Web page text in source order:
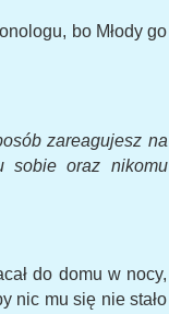
bo Młody go
zareagujesz na
sobie oraz nikomu
do domu w nocy,
nic mu się nie stało